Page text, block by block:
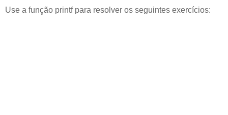
Use a função printf para resolver os seguintes exercícios: